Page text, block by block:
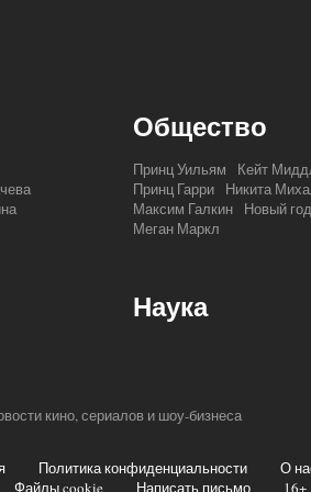
Общество
Принц Уильям
Кейт
Принц Гарри
Никита
Максим Галкин
Новый
Меган Маркл
Наука
кино, сериалов и шоу-бизнеса
Политика конфиденциальности О
Файлы cookie Написать письмо 16+